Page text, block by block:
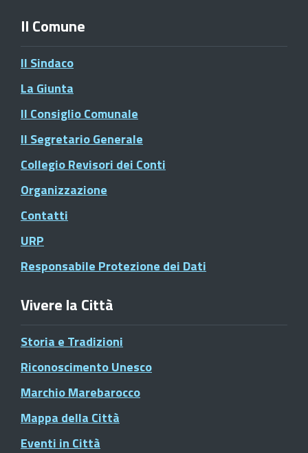
Il Comune
Il Sindaco
La Giunta
Il Consiglio Comunale
Il Segretario Generale
Collegio Revisori dei Conti
Organizzazione
Contatti
URP
Responsabile Protezione dei Dati
Vivere la Città
Storia e Tradizioni
Riconoscimento Unesco
Marchio Marebarocco
Mappa della Città
Eventi in Città